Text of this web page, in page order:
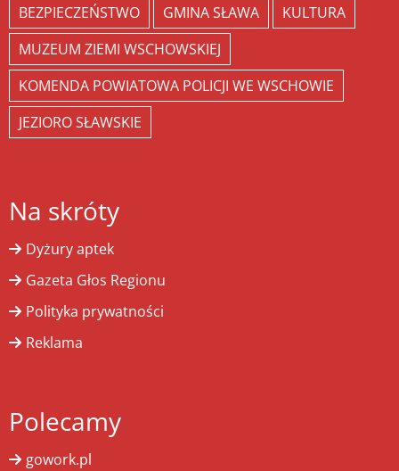
BEZPIECZEŃSTWO
GMINA SŁAWA
KULTURA
MUZEUM ZIEMI WSCHOWSKIEJ
KOMENDA POWIATOWA POLICJI WE WSCHOWIE
JEZIORO SŁAWSKIE
Na skróty
Dyżury aptek
Gazeta Głos Regionu
Polityka prywatności
Reklama
Polecamy
gowork.pl